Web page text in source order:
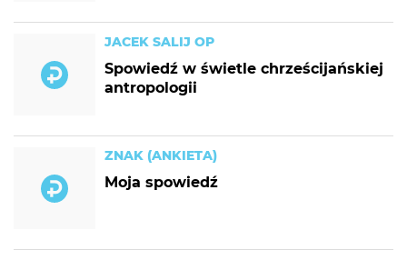
JACEK SALIJ OP
Spowiedź w świetle chrześcijańskiej
antropologii
ZNAK (ANKIETA)
Moja spowiedź